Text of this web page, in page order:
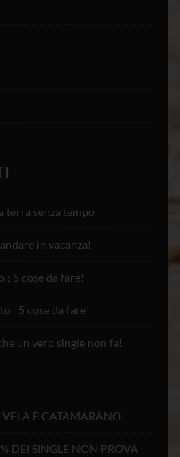
terra senza tempo
in vacanza!
: 5 cose da fare!
: 5 cose da fare!
un vero single non fa!
E CATAMARANO
DEI SINGLE NON PROVA